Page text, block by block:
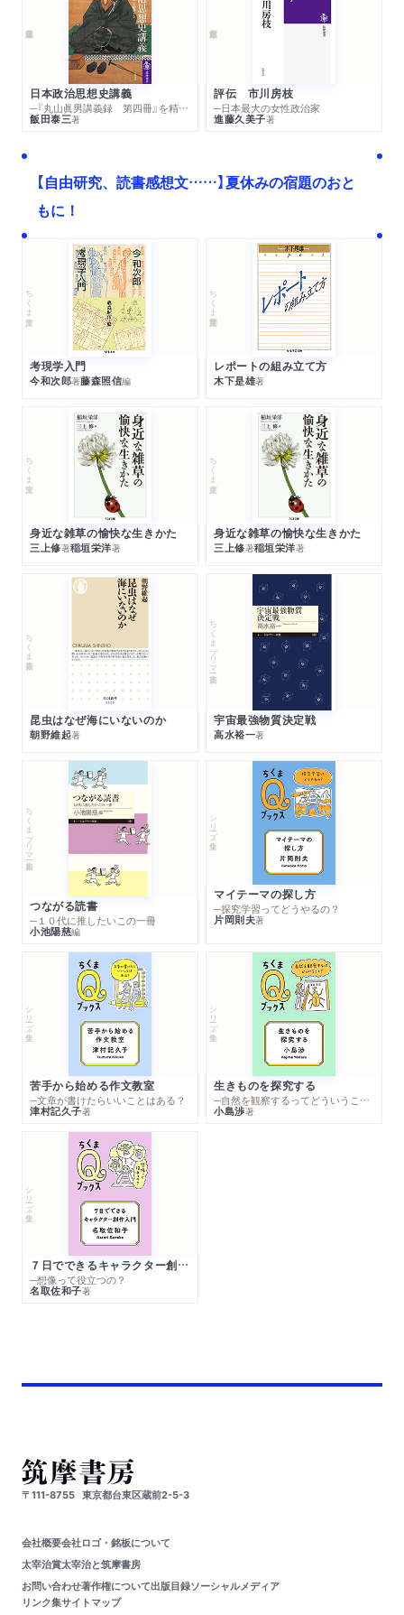
日本政治思想史講義
─『丸山眞男講義録 第四冊』を精読する
飯田泰三著
評伝 市川房枝
─日本最大の女性政治家
進藤久美子著
【自由研究、読書感想文……】夏休みの宿題のおと
もに！
ちくま文庫
考現学入門
今和次郎著藤森照信編
ちくま学芸文庫
レポートの組み立て方
木下是雄著
ちくま文庫
身近な雑草の愉快な生きかた
三上修著稲垣栄洋著
ちくま文庫
身近な雑草の愉快な生きかた
三上修著稲垣栄洋著
ちくま新書
昆虫はなぜ海にいないのか
朝野維起著
ちくまプリマー新書
宇宙最強物質決定戦
高水裕一著
ちくまプリマー新書
つながる読書
─１０代に推したいこの一冊
小池陽慈編
シリーズ・全集
マイテーマの探し方
─探究学習ってどうやるの？
片岡則夫著
シリーズ・全集
苦手から始める作文教室
─文章が書けたらいいことはある？
津村記久子著
シリーズ・全集
生きものを探究する
─自然を観察するってどういうこと？
小島渉著
シリーズ・全集
７日でできるキャラクター創作入門
─想像って役立つの？
名取佐和子著
〒111-8755 東京都台東区蔵前2-5-3
会社概要会社ロゴ・銘板について
太宰治賞太宰治と筑摩書房
お問い合わせ著作権について出版目録ソーシャルメディア
リンク集サイトマップ